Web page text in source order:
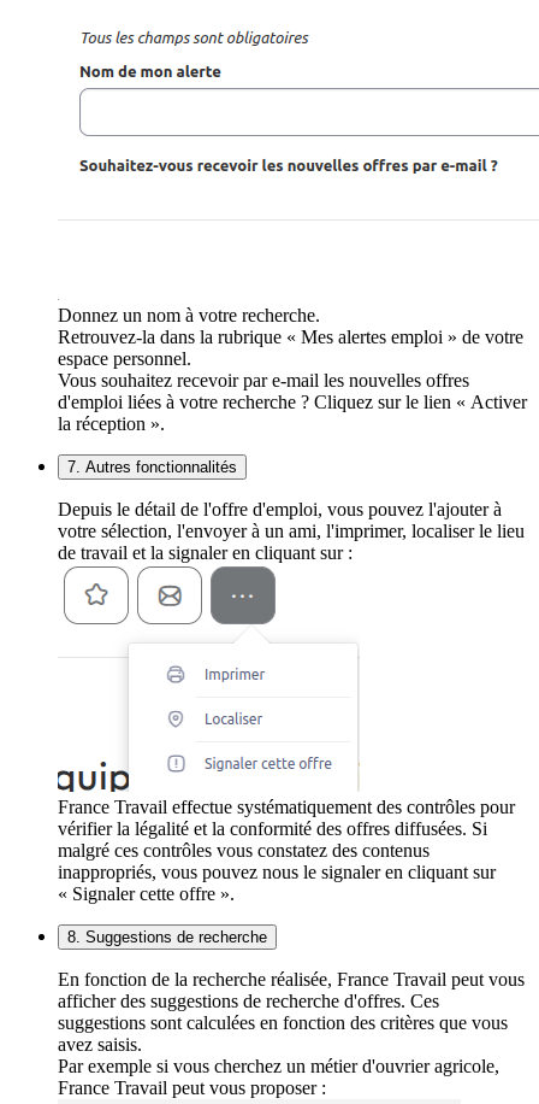
Donnez un nom à votre recherche.
Retrouvez-la dans la rubrique « Mes alertes emploi » de votre
espace personnel.
Vous souhaitez recevoir par e-mail les nouvelles offres
d'emploi liées à votre recherche ? Cliquez sur le lien « Activer
la réception ».
7. Autres fonctionnalités
Depuis le détail de l'offre d'emploi, vous pouvez l'ajouter à
votre sélection, l'envoyer à un ami, l'imprimer, localiser le lieu
de travail et la signaler en cliquant sur :
France Travail effectue systématiquement des contrôles pour
vérifier la légalité et la conformité des offres diffusées. Si
malgré ces contrôles vous constatez des contenus
inappropriés, vous pouvez nous le signaler en cliquant sur
« Signaler cette offre ».
8. Suggestions de recherche
En fonction de la recherche réalisée, France Travail peut vous
afficher des suggestions de recherche d'offres. Ces
suggestions sont calculées en fonction des critères que vous
avez saisis.
Par exemple si vous cherchez un métier d'ouvrier agricole,
France Travail peut vous proposer :